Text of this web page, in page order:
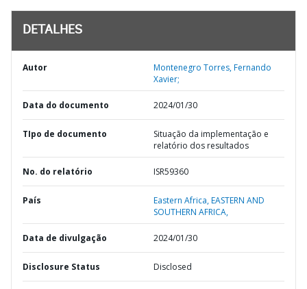
DETALHES
Autor
Montenegro Torres, Fernando
Xavier;
Data do documento 2024/01/30
TIpo de documento
Situação da implementação e
relatório dos resultados
No. do relatório ISR59360
País Eastern Africa,EASTERN AND
SOUTHERN AFRICA,
Data de divulgação 2024/01/30
Disclosure Status Disclosed